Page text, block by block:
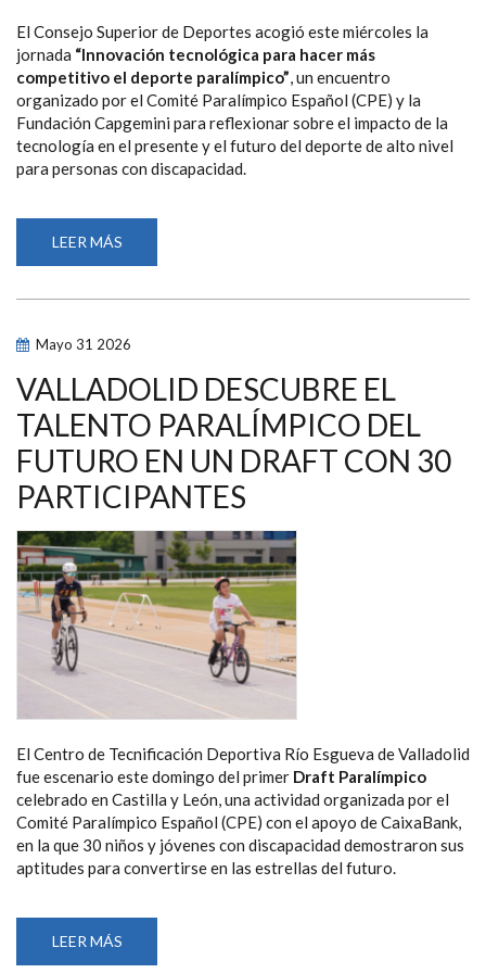
El Consejo Superior de Deportes acogió este miércoles la
jornada “Innovación tecnológica para hacer más
competitivo el deporte paralímpico”, un encuentro
organizado por el Comité Paralímpico Español (CPE) y la
Fundación Capgemini para reflexionar sobre el impacto de la
tecnología en el presente y el futuro del deporte de alto nivel
para personas con discapacidad.
LEER MÁS
DURÁN:
TECNOLOGÍA
A
MEDALLAS,
PERO
A
TENER
UNA
SOCIEDAD
MÁS
INCLUSIVA”
Mayo 31 2026
VALLADOLID DESCUBRE EL
TALENTO PARALÍMPICO DEL
FUTURO EN UN DRAFT CON 30
PARTICIPANTES
El Centro de Tecnificación Deportiva Río Esgueva de Valladolid
fue escenario este domingo del primer Draft Paralímpico
celebrado en Castilla y León, una actividad organizada por el
Comité Paralímpico Español (CPE) con el apoyo de CaixaBank,
en la que 30 niños y jóvenes con discapacidad demostraron sus
aptitudes para convertirse en las estrellas del futuro.
LEER MÁS